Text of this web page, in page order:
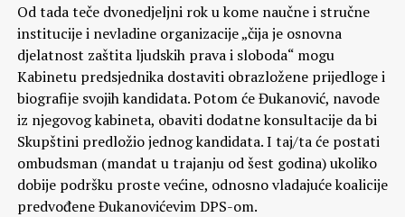
Od tada teče dvonedjeljni rok u kome naučne i stručne
institucije i nevladine organizacije „čija je osnovna
djelatnost zaštita ljudskih prava i sloboda“ mogu
Kabinetu predsjednika dostaviti obrazložene prijedloge i
biografije svojih kandidata. Potom će Đukanović, navode
iz njegovog kabineta, obaviti dodatne konsultacije da bi
Skupštini predložio jednog kandidata. I taj/ta će postati
ombudsman (mandat u trajanju od šest godina) ukoliko
dobije podršku proste većine, odnosno vladajuće koalicije
predvođene Đukanovićevim DPS-om.